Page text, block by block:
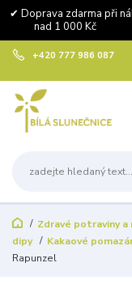
✔ Doprava zdarma
nad 1 000 Kč ✔
+420 777 986 087
Zdravé potraviny a
dipy
Kakaové
Rapunzel